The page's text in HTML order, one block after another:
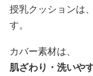
授乳クッションは
す。
カバー素材は、
肌ざわり・洗いや